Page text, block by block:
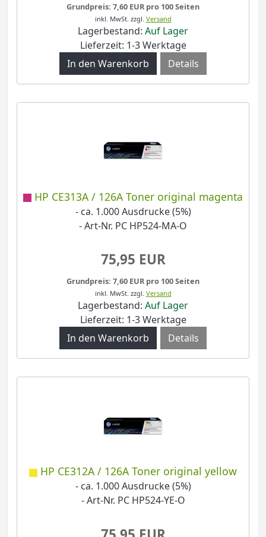
Grundpreis: 7,60 EUR pro 100 Seiten
inkl. MwSt. zzgl. Versand
Lagerbestand: Auf Lager
Lieferzeit: 1-3 Werktage
Details
HP CE313A / 126A Toner original magenta
- ca. 1.000 Ausdrucke (5%)
- Art-Nr. PC HP524-MA-O
75,95 EUR
Grundpreis: 7,60 EUR pro 100 Seiten
inkl. MwSt. zzgl. Versand
Lagerbestand: Auf Lager
Lieferzeit: 1-3 Werktage
Details
HP CE312A / 126A Toner original yellow
- ca. 1.000 Ausdrucke (5%)
- Art-Nr. PC HP524-YE-O